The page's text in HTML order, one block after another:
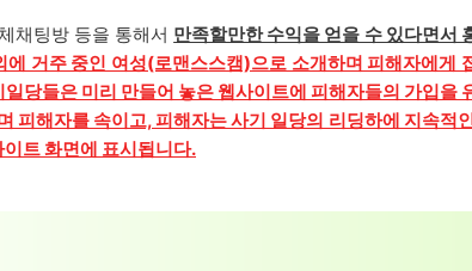
채팅방 등을 통해서 만족할만한 수익을 얻을 수 있다면서
에 거주 중인 여성(로맨스스캠)으로 소개하며 피해자에게
당들은 미리 만들어 놓은 웹사이트에 피해자들의 가입을
피해자를 속이고, 피해자는 사기 일당의 리딩하에 지속적
트 화면에 표시됩니다.